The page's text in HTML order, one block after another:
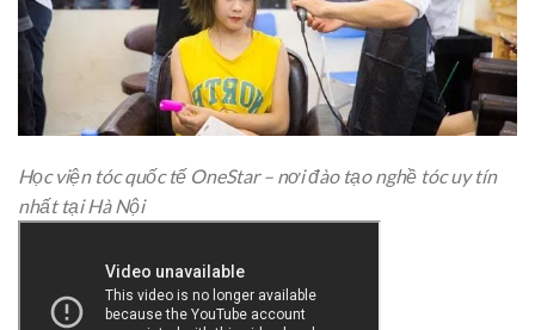
Học viện tóc quốc tế OneStar – nơi đào tạo nghề tóc uy tín
nhất tại Hà Nội